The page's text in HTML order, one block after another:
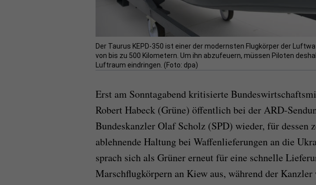
Der Taurus KEPD-350 ist einer der modernsten Flugkörper der
von bis zu 500 Kilometern. Um ihn abzufeuern, müssen Piloten
Luftraum eindringen. (Foto: dpa)
Erst am Sonntagabend kritisierte
Robert Habeck (Grüne) öffentlich bei der ARD-
Bundeskanzler Olaf Scholz (SPD) wieder, für dessen
ablehnende Haltung bei Waffenlieferungen an die
sprach sich als Grüner erneut für eine schnelle
Marschflugkörpern an Kiew aus, während der